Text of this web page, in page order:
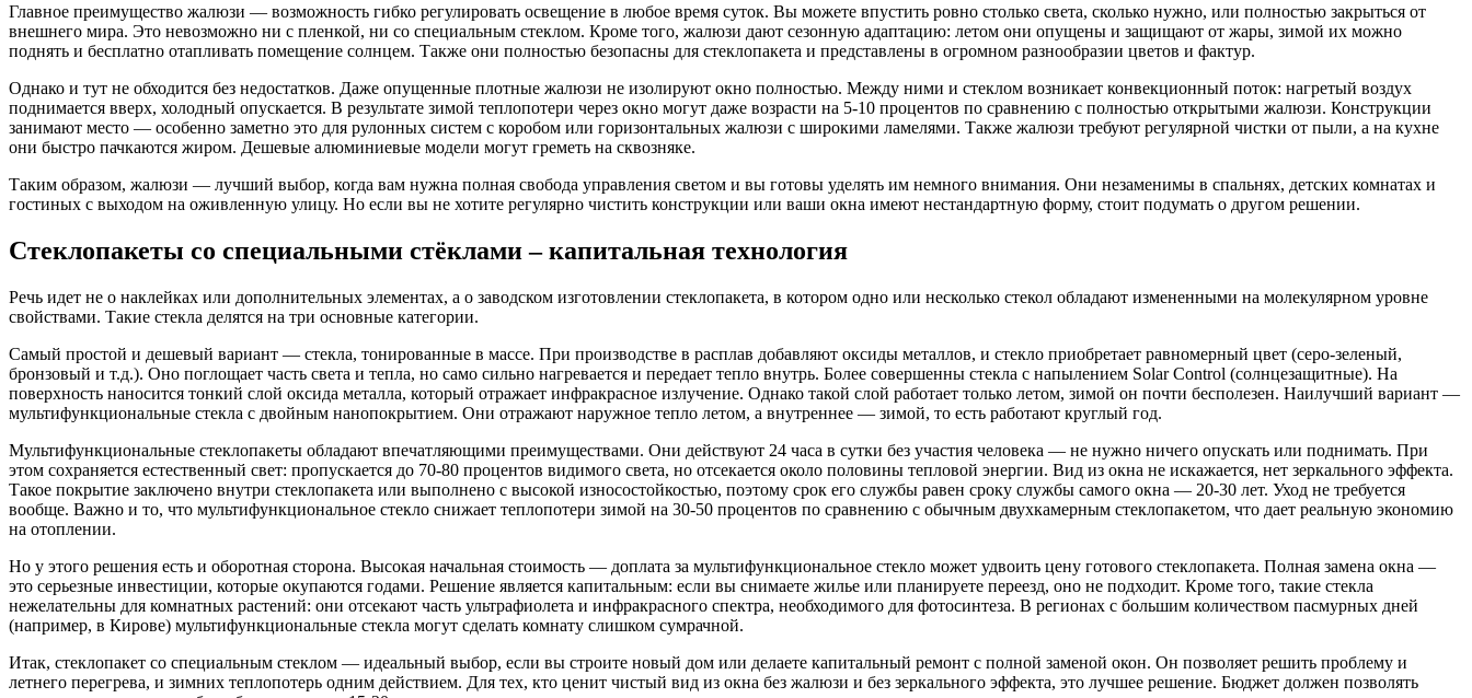
Главное преимущество жалюзи — возможность гибко регулировать освещение в любое время суток. Вы можете впустить ровно столько света, сколько нужно, или полностью закрыться от
внешнего мира. Это невозможно ни с пленкой, ни со специальным стеклом. Кроме того, жалюзи дают сезонную адаптацию: летом они опущены и защищают от жары, зимой их можно
поднять и бесплатно отапливать помещение солнцем. Также они полностью безопасны для стеклопакета и представлены в огромном разнообразии цветов и фактур.
Однако и тут не обходится без недостатков. Даже опущенные плотные жалюзи не изолируют окно полностью. Между ними и стеклом возникает конвекционный поток: нагретый воздух
поднимается вверх, холодный опускается. В результате зимой теплопотери через окно могут даже возрасти на 5-10 процентов по сравнению с полностью открытыми жалюзи. Конструкции
занимают место — особенно заметно это для рулонных систем с коробом или горизонтальных жалюзи с широкими ламелями. Также жалюзи требуют регулярной чистки от пыли, а на кухне
они быстро пачкаются жиром. Дешевые алюминиевые модели могут греметь на сквозняке.
Таким образом, жалюзи — лучший выбор, когда вам нужна полная свобода управления светом и вы готовы уделять им немного внимания. Они незаменимы в спальнях, детских комнатах и
гостиных с выходом на оживленную улицу. Но если вы не хотите регулярно чистить конструкции или ваши окна имеют нестандартную форму, стоит подумать о другом решении.
Стеклопакеты со специальными стёклами – капитальная технология
Речь идет не о наклейках или дополнительных элементах, а о заводском изготовлении стеклопакета, в котором одно или несколько стекол обладают измененными на молекулярном уровне
свойствами. Такие стекла делятся на три основные категории.
Самый простой и дешевый вариант — стекла, тонированные в массе. При производстве в расплав добавляют оксиды металлов, и стекло приобретает равномерный цвет (серо-зеленый,
бронзовый и т.д.). Оно поглощает часть света и тепла, но само сильно нагревается и передает тепло внутрь. Более совершенны стекла с напылением Solar Control (солнцезащитные). На
поверхность наносится тонкий слой оксида металла, который отражает инфракрасное излучение. Однако такой слой работает только летом, зимой он почти бесполезен. Наилучший вариант —
мультифункциональные стекла с двойным нанопокрытием. Они отражают наружное тепло летом, а внутреннее — зимой, то есть работают круглый год.
Мультифункциональные стеклопакеты обладают впечатляющими преимуществами. Они действуют 24 часа в сутки без участия человека — не нужно ничего опускать или поднимать. При
этом сохраняется естественный свет: пропускается до 70-80 процентов видимого света, но отсекается около половины тепловой энергии. Вид из окна не искажается, нет зеркального эффекта.
Такое покрытие заключено внутри стеклопакета или выполнено с высокой износостойкостью, поэтому срок его службы равен сроку службы самого окна — 20-30 лет. Уход не требуется
вообще. Важно и то, что мультифункциональное стекло снижает теплопотери зимой на 30-50 процентов по сравнению с обычным двухкамерным стеклопакетом, что дает реальную экономию
на отоплении.
Но у этого решения есть и оборотная сторона. Высокая начальная стоимость — доплата за мультифункциональное стекло может удвоить цену готового стеклопакета. Полная замена окна —
это серьезные инвестиции, которые окупаются годами. Решение является капитальным: если вы снимаете жилье или планируете переезд, оно не подходит. Кроме того, такие стекла
нежелательны для комнатных растений: они отсекают часть ультрафиолета и инфракрасного спектра, необходимого для фотосинтеза. В регионах с большим количеством пасмурных дней
(например, в Кирове) мультифункциональные стекла могут сделать комнату слишком сумрачной.
Итак, стеклопакет со специальным стеклом — идеальный выбор, если вы строите новый дом или делаете капитальный ремонт с полной заменой окон. Он позволяет решить проблему и
летнего перегрева, и зимних теплопотерь одним действием. Для тех, кто ценит чистый вид из окна без жалюзи и без зеркального эффекта, это лучшее решение. Бюджет должен позволять